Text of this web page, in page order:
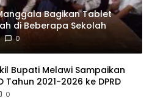
Bagikan Tablet
di Beberapa Sekolah
0
Bupati Melawi Sampaikan
Tahun 2021-2026 ke DPRD
0